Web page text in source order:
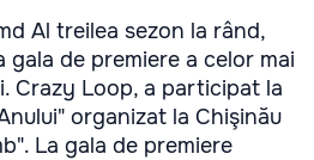
Al treilea sezon la rând,
gala de premiere a celor mai
Crazy Loop, a participat la
organizat la Chişinău
La gala de premiere